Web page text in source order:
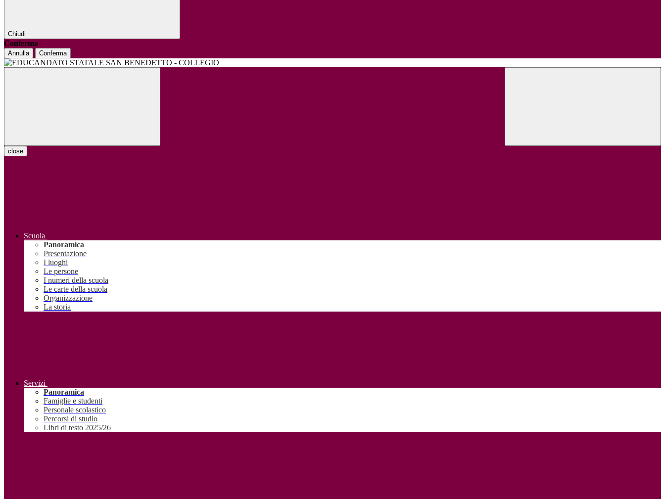
Chiudi
Conferma
Annulla Conferma
close
Scuola
Panoramica
Presentazione
I luoghi
Le persone
I numeri della scuola
Le carte della scuola
Organizzazione
La storia
Servizi
Panoramica
Famiglie e studenti
Personale scolastico
Percorsi di studio
Libri di testo 2025/26